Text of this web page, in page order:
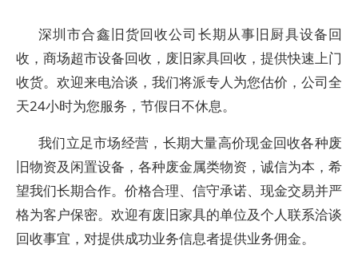
深圳市合鑫旧货回收公司长期从事旧厨具设备回
收，商场超市设备回收，废旧家具回收，提供快速上门
收货。欢迎来电洽谈，我们将派专人为您估价，公司全
天24小时为您服务，节假日不休息。
我们立足市场经营，长期大量高价现金回收各种废
旧物资及闲置设备，各种废金属类物资，诚信为本，希
望我们长期合作。价格合理、信守承诺、现金交易并严
格为客户保密。欢迎有废旧家具的单位及个人联系洽谈
回收事宜，对提供成功业务信息者提供业务佣金。